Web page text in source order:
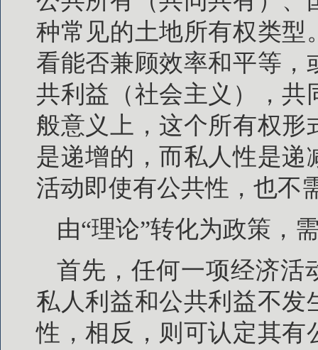
种常见的土地所有权类型
看能否兼顾效率和平等，
共利益（社会主义），共
般意义上，这个所有权
是递增的，而私人性是
活动即使有公共性，也不
由“理论”转化为政策，
首先，任何一项经济活
私人利益和公共利益不发
性，相反，则可认定其有